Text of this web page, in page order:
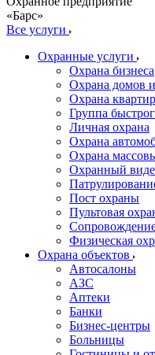
«Барс»
Все услуги
Охранные услуги
Охрана бизнеса
Охрана домов
Охрана
Группа
Личная охрана
Охрана
Охрана
Охранный
Пост охраны
Пультовая
Физическая
Охрана объектов
Автосалоны
АЗС
Аптеки
Банки
Бизнес-центры
Больницы